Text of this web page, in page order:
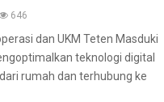
646
dan UKM Teten Masduki
teknologi digital
rumah dan terhubung ke